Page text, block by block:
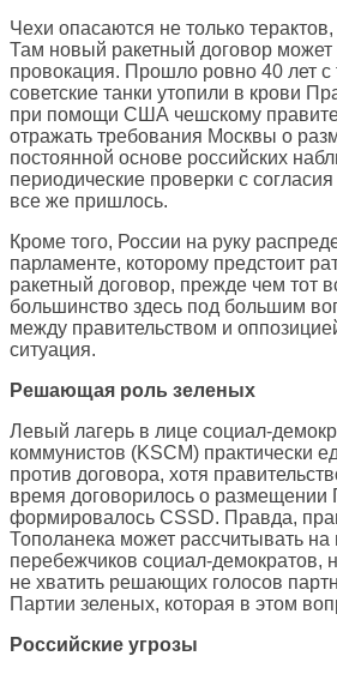
Чехи опасаются не только
Там новый ракетный договор может
провокация. Прошло ровно 40 лет с
советские танки утопили в крови
при помощи США чешскому
отражать требования Москвы о
постоянной основе российских
периодические проверки с
все же пришлось.
Кроме того, России на руку
парламенте, которому предстоит
ракетный договор, прежде чем тот
большинство здесь под большим
между правительством и
ситуация.
Решающая роль зеленых
Левый лагерь в лице социал-
коммунистов (KSCM) практически
против договора, хотя
время договорилось о
формировалось CSSD. Правда,
Тополанека может рассчитывать на
перебежчиков социал-демократов,
не хватить решающих голосов
Партии зеленых, которая в этом
Российские угрозы